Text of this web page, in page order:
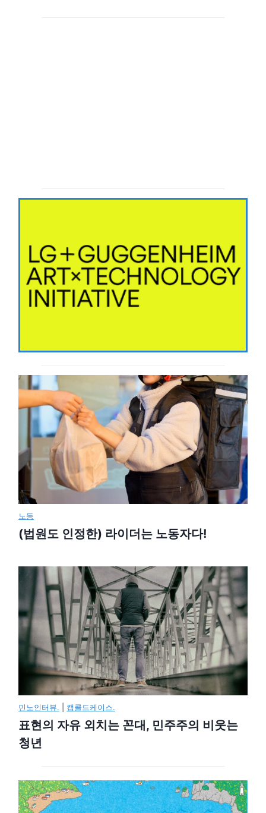
노동
(법원도 인정한) 라이더는 노동자다!
민노인터뷰. 캡콜드케이스.
표현의 자유 외치는 꼰대, 민주주의 비웃는
청년